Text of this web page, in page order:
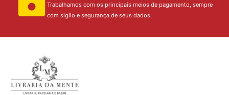
Trabalhamos com os principais meios de pagamento, sempre
com sigilo e segurança de seus dados.